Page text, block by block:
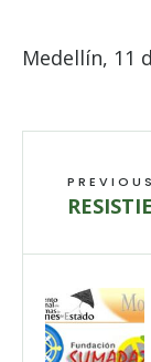
Medellín, 11